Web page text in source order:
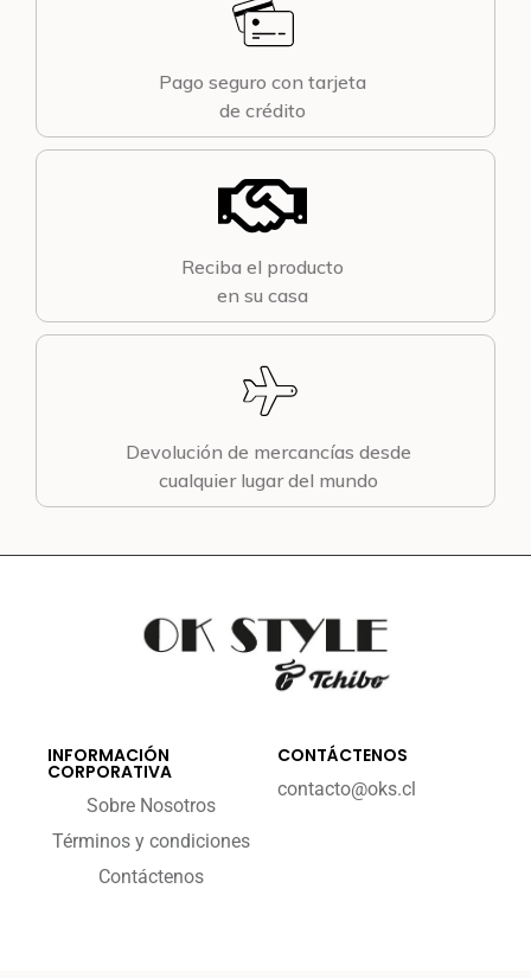
Pago seguro con tarjeta
de crédito
Reciba el producto
en su casa
Devolución de mercancías desde
cualquier lugar del mundo
INFORMACIÓN
CORPORATIVA
Sobre Nosotros
Términos y condiciones
Contáctenos
CONTÁCTENOS
contacto@oks.cl